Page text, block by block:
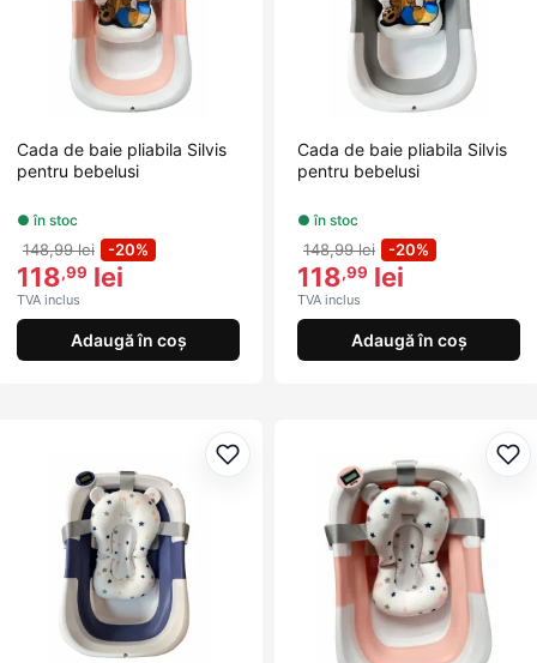
Cada de baie pliabila Silvis
pentru bebelusi
● în stoc
148,99 lei -20%
118,99 lei
TVA inclus
Adaugă în coș
Cada de baie pliabila Silvis
pentru bebelusi
● în stoc
148,99 lei -20%
118,99 lei
TVA inclus
Adaugă în coș
Adaugă la favorite